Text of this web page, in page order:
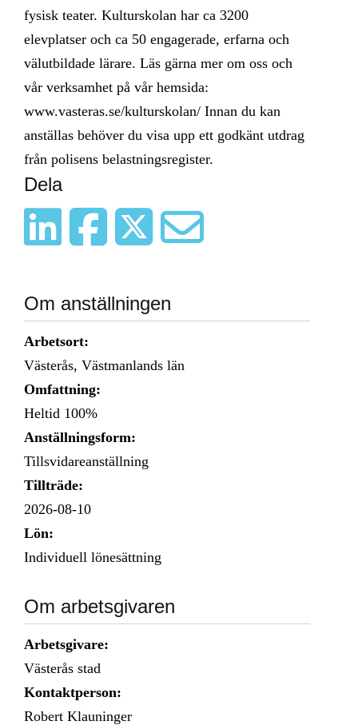
fysisk teater. Kulturskolan har ca 3200
elevplatser och ca 50 engagerade, erfarna och
välutbildade lärare. Läs gärna mer om oss och
vår verksamhet på vår hemsida:
www.vasteras.se/kulturskolan/ Innan du kan
anställas behöver du visa upp ett godkänt utdrag
från polisens belastningsregister.
Dela
Om anställningen
Arbetsort:
Västerås, Västmanlands län
Omfattning:
Heltid 100%
Anställningsform:
Tillsvidareanställning
Tillträde:
2026-08-10
Lön:
Individuell lönesättning
Om arbetsgivaren
Arbetsgivare:
Västerås stad
Kontaktperson:
Robert Klauninger